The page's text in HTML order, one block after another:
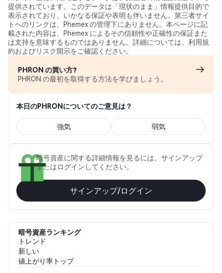
提供されています。このデータは「現状のまま」情報提供目的で
表示されており、いかなる保証や表明も伴いません。第三者サイ
トへのリンクは、Phemex の管理下にありません。本ページに記
載された内容は、Phemex によるその信頼性や正確性の保証また
は支持を意味するものではありません。詳細については、利用規
約およびリスク開示をご確認ください。
PHRON の買い方?
PHRON の最初を取得する方法を学びましょう。
本日のPHRONについてのご意見は？
強気 弱気
暗号資産に関する詳細情報を見るには、サインアップ
またはログインしてください。
サインアップ/ログイン
暗号資産ランキング
トレンド
新しい
値上がり率トップ